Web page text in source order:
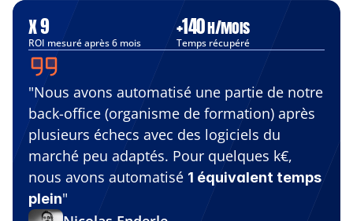
x 9
ROI mesuré après 6 mois
+140 h/mois
Temps récupéré
"Nous avons automatisé une partie de notre
back-office (organisme de formation) après
plusieurs échecs avec des logiciels du
marché peu adaptés. Pour quelques k€,
nous avons automatisé 1 équivalent temps
plein"